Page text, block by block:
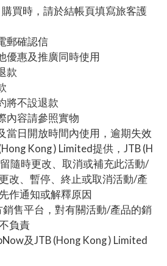
購買時，請於結帳頁填寫旅客護
郵確認信
優惠及推廣同時使用
款
將不設退款
內容請參照實物
當日開放時間內使用，逾期失效
Kong ) Limited提供，JTB (H
隨時更改、取消或補充此活動/
改、暫停、終止或取消活動/產
作通知或解釋原因
銷售平台，對有關活動/產品的銷
負責
及JTB (Hong Kong ) Limited